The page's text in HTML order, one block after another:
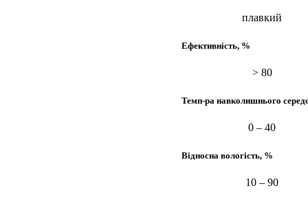
плавкий
Ефективність, %
> 80
Темп-ра навколишнього
0 – 40
Відносна вологість, %
10 – 90